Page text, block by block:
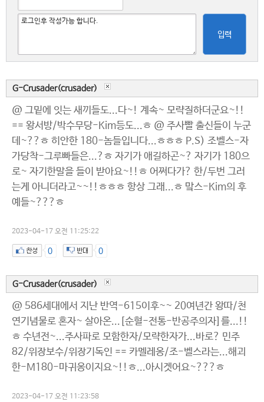
입력
G-Crusader(crusader)
@ 그밑에 잇는 새끼들도...다~! 계속~ 모략질하더군요~!!
== 왕서방/박수무당-Kim등도...ㅎ @ 주사빨 출신들이 누군
데~??ㅎ 히안한 180-놈들입니다...ㅎㅎㅎ P.S) 조벨스-자
가당착-그루빠들은...?ㅎ 자기가 애길하곤~? 자기가 180으
로~ 자기한말을 들이 받아요~!!ㅎ 어쩌다가? 한/두번 그러
는게 아니더라고~~!!ㅎㅎㅎ 항상 그래...ㅎ 맠스-Kim의 후
예들~???ㅎ
2023-04-17 오전 11:25:22
0 0
G-Crusader(crusader)
@ 586세대에서 지난 반역-615이후~~ 20여년간 왕따/천
연기념물로 혼자~ 살아온...[순혈-전통-반공주의자]를...!!
ㅎ 수년전~...주사파로 모함한자/모략한자가...바로? 민주
82/위장보수/위장기독인 == 카멜레옹/조-벨스라는...해괴
한-M180-마귀옹이지요~!!ㅎ...아시겟어요~???ㅎ
2023-04-17 오전 11:23:58